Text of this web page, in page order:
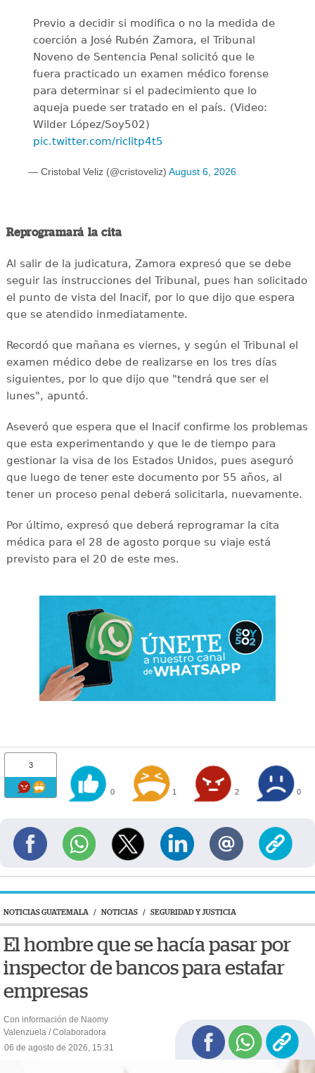
Previo a decidir si modifica o no la medida de
coerción a José Rubén Zamora, el Tribunal
Noveno de Sentencia Penal solicitó que le
fuera practicado un examen médico forense
para determinar si el padecimiento que lo
aqueja puede ser tratado en el país. (Video:
Wilder López/Soy502)
pic.twitter.com/ricIitp4t5
— Cristobal Veliz (@cristoveliz) August 6, 2026
Reprogramará la cita
Al salir de la judicatura, Zamora expresó que se debe
seguir las instrucciones del Tribunal, pues han solicitado
el punto de vista del Inacif, por lo que dijo que espera
que se atendido inmediatamente.
Recordó que mañana es viernes, y según el Tribunal el
examen médico debe de realizarse en los tres días
siguientes, por lo que dijo que "tendrá que ser el
lunes", apuntó.
Aseveró que espera que el Inacif confirme los problemas
que esta experimentando y que le de tiempo para
gestionar la visa de los Estados Unidos, pues aseguró
que luego de tener este documento por 55 años, al
tener un proceso penal deberá solicitarla, nuevamente.
Por último, expresó que deberá reprogramar la cita
médica para el 28 de agosto porque su viaje está
previsto para el 20 de este mes.
3
0 1 2 0
NOTICIAS GUATEMALA / NOTICIAS / SEGURIDAD Y JUSTICIA
El hombre que se hacía pasar por
inspector de bancos para estafar
empresas
Con información de Naomy
Valenzuela / Colaboradora
06 de agosto de 2026, 15:31